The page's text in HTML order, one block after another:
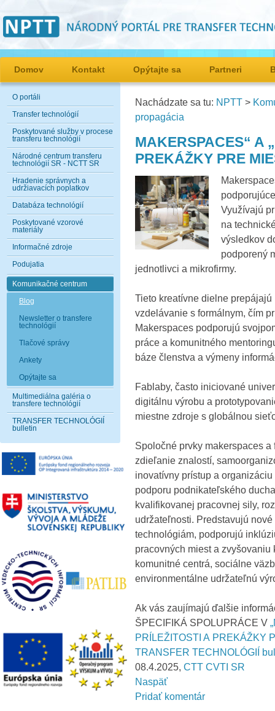
Domov Kontakt Opýtajte sa Partneri
O portáli
Transfer technológií
Poskytované služby v procese
transferu technológií
Národné centrum transferu
technológií SR - NCTT SR
Hradenie správnych a
udržiavacích poplatkov
Databáza technológií
Poskytované vzorové
materiály
Informačné zdroje
Podujatia
Komunikačné centrum
Blog
Newsletter o transfere
technológií
Tlačové správy
Ankety
Opýtajte sa
Multimediálna galéria o
transfere technológií
TRANSFER TECHNOLÓGIÍ
bulletin
Nachádzate sa tu: NPTT >
propagácia
MAKERSPACES“ A
PREKÁŽKY PRE
Využívajú
na
výsledkov
podporený
jednotlivci a mikrofirmy.
Tieto kreatívne dielne
vzdelávanie s formálnym, čím
Makerspaces podporujú
práce a komunitného
báze členstva a výmeny
Fablaby, často iniciované
digitálnu výrobu a
miestne zdroje s globálnou
Spoločné prvky makerspaces
zdieľanie znalostí,
inovatívny prístup a
podporu podnikateľského
kvalifikovanej pracovnej sily,
udržateľnosti. Predstavujú
technológiám, podporujú
pracovných miest a
komunitné centrá, sociálne
environmentálne udržateľnú
Ak vás zaujímajú ďalšie
ŠPECIFIKÁ SPOLUPRÁCE V
PRÍLEŽITOSTI A PREKÁŽKY
TRANSFER TECHNOLÓGIÍ
08.4.2025, CTT CVTI SR
Naspäť
Pridať komentár